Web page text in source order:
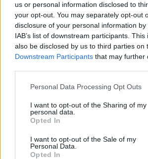
us or personal information disclosed to
your opt-out. You may separately opt-out
disclosure of your personal information
IAB’s list of downstream participants.
also be disclosed by us to third parties on
Downstream Participants that may further
Please note that this website/app uses
not limited to your visit or usage
grant or deny consent to Google and its
use your data for below specified
consent section.
Personal Data Processing Opt Outs
I want to opt-out of the Sharing of my
personal data.
Opted In
I want to opt-out of the Sale of my
Personal Data.
Opted In
¿Quién es Chad Boyce?:
durante la serie Los 100
La biografía de Chad Boyce que había